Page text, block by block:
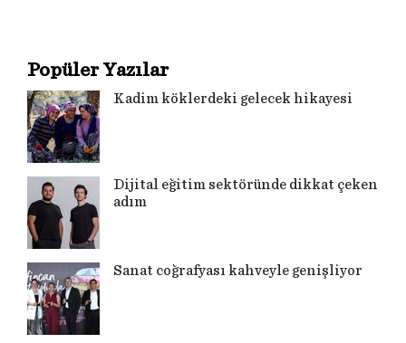
Popüler Yazılar
Kadim köklerdeki gelecek hikayesi
Dijital eğitim sektöründe dikkat çeken
adım
Sanat coğrafyası kahveyle genişliyor